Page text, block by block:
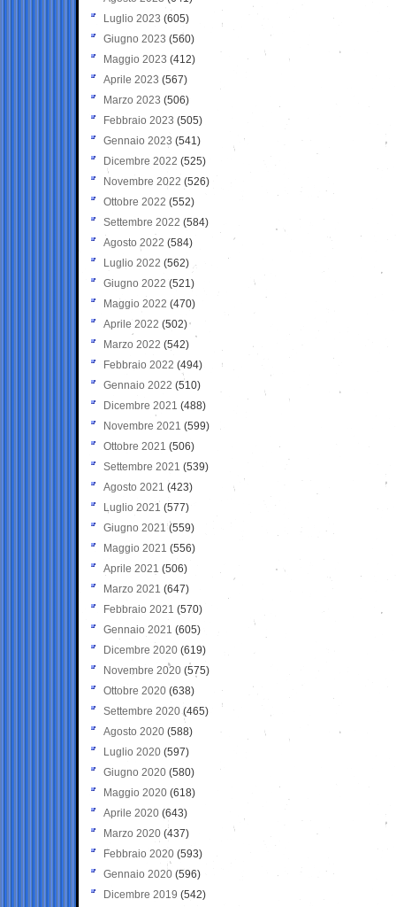
Luglio 2023 (605)
Giugno 2023 (560)
Maggio 2023 (412)
Aprile 2023 (567)
Marzo 2023 (506)
Febbraio 2023 (505)
Gennaio 2023 (541)
Dicembre 2022 (525)
Novembre 2022 (526)
Ottobre 2022 (552)
Settembre 2022 (584)
Agosto 2022 (584)
Luglio 2022 (562)
Giugno 2022 (521)
Maggio 2022 (470)
Aprile 2022 (502)
Marzo 2022 (542)
Febbraio 2022 (494)
Gennaio 2022 (510)
Dicembre 2021 (488)
Novembre 2021 (599)
Ottobre 2021 (506)
Settembre 2021 (539)
Agosto 2021 (423)
Luglio 2021 (577)
Giugno 2021(559)
Maggio 2021 (556)
Aprile 2021 (506)
Marzo 2021 (647)
Febbraio 2021 (570)
Gennaio 2021 (605)
Dicembre 2020 (619)
Novembre 2020 (575)
Ottobre 2020 (638)
Settembre 2020(465)
Agosto 2020 (588)
Luglio 2020 (597)
Giugno 2020 (580)
Maggio 2020 (618)
Aprile 2020 (643)
Marzo 2020 (437)
Febbraio 2020 (593)
Gennaio 2020 (596)
Dicembre 2019 (542)